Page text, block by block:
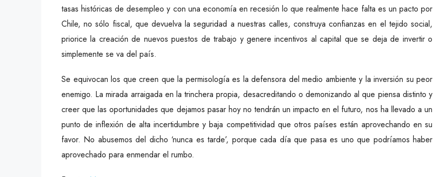
tasas históricas de desempleo y con una economía en recesión lo que realmente hace falta es un pacto por
Chile, no sólo fiscal, que devuelva la seguridad a nuestras calles, construya confianzas en el tejido social,
priorice la creación de nuevos puestos de trabajo y genere incentivos al capital que se deja de invertir o
simplemente se va del país.
Se equivocan los que creen que la permisología es la defensora del medio ambiente y la inversión su peor
enemigo. La mirada arraigada en la trinchera propia, desacreditando o demonizando al que piensa distinto y
creer que las oportunidades que dejamos pasar hoy no tendrán un impacto en el futuro, nos ha llevado a un
punto de inflexión de alta incertidumbre y baja competitividad que otros países están aprovechando en su
favor. No abusemos del dicho ‘nunca es tarde’, porque cada día que pasa es uno que podríamos haber
aprovechado para enmendar el rumbo.